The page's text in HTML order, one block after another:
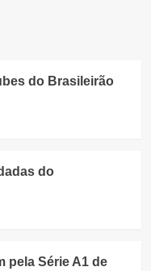
do Brasileirão
do
pela Série A1 de